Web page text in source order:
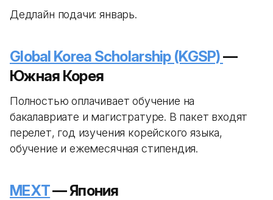
Дедлайн подачи: январь.
Global Korea Scholarship (KGSP)—
Южная Корея
Полностью оплачивает обучение на
бакалавриате и магистратуре. В пакет входят
перелет, год изучения корейского языка,
обучение и ежемесячная стипендия.
MEXT— Япония